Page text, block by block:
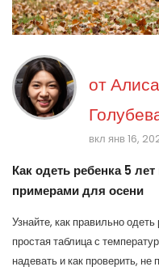
от
вкл янв 16,
Как одеть ребенка 5
примерами для осени
Узнайте, как правильно
простая таблица с
надевать и как проверить,